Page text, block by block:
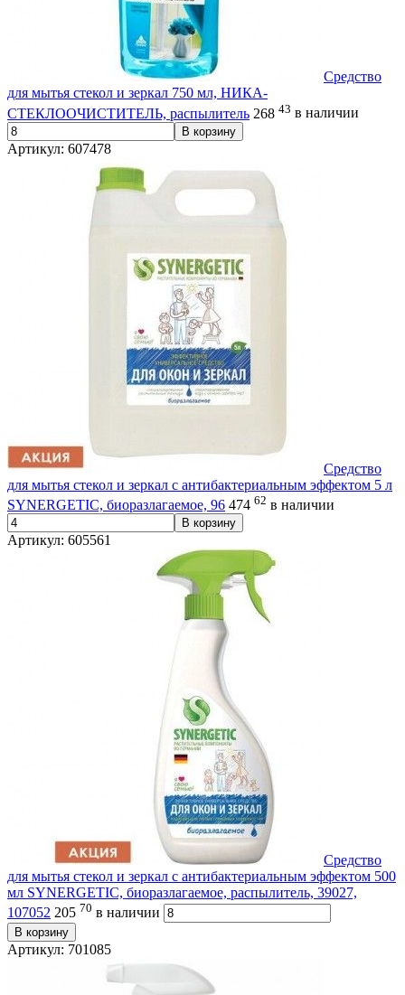
Средство
для мытья стекол и зеркал 750 мл, НИКА-
СТЕКЛООЧИСТИТЕЛЬ, распылитель 268 43 в наличии
В корзину
Артикул: 607478
Средство
для мытья стекол и зеркал с антибактериальным эффектом 5 л
SYNERGETIC, биоразлагаемое, 96 474 62 в наличии
В корзину
Артикул: 605561
Средство
для мытья стекол и зеркал с антибактериальным эффектом 500
мл SYNERGETIC, биоразлагаемое, распылитель, 39027,
107052 205 70 в наличии
В корзину
Артикул: 701085